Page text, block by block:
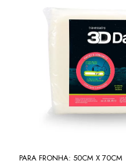
PARA FRONHA: 50CM X 70CM